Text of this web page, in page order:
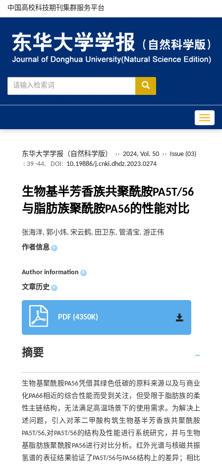
中国高校科技期刊集群服务平台
东华大学学报（自然科学版） ›› 2024, Vol. 50 ›› Issue (03)
: 39 -44.
DOI: 10.19886/j.cnki.dhdz.2023.0274
生物基半芳香族共聚酰胺PA5T/56
与脂肪族聚酰胺PA56的性能对比
张海洋, 郭小炜, 宋云鹤, 田卫东, 管清宝, 游正伟
作者信息 +
Author information +
文章历史 +
PDF (4350K)
摘要
生物基聚酰胺PA56凭借其绿色低碳的原料来源以及与商业
化PA66相近的综合性能而受到关注，但受限于脂肪族的柔
性主链结构，无法满足高温场景下的使用需求。为解决上
述问题，引入对苯二甲酸构筑生物基半芳香族共聚酰胺
PA5T/56,对PA5T/56的结构及性能进行系统研究，并与生物
基脂肪族聚酰胺PA56进行对比分析。红外光谱与核磁共振
氢谱的表征结果验证了PA5T/56与PA56结构上的差异；相比